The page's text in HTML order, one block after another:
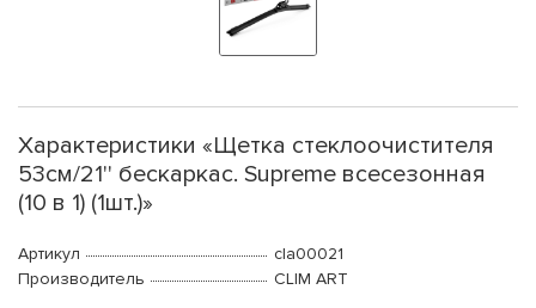
Характеристики «Щетка стеклоочистителя
53см/21'' бескаркас. Supreme всесезонная
(10 в 1) (1шт.)»
Артикул
cla00021
Производитель
CLIM ART